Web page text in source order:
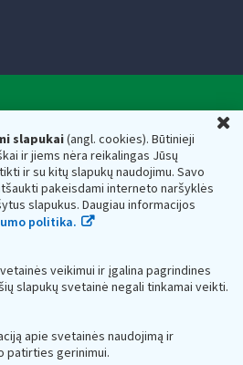
slapukai(angl. cookies). Būtinieji
ir jiems nėra reikalingas Jūsų
ir su kitų slapukų naudojimu. Savo
pakeisdami interneto naršyklės
slapukus. Daugiau informacijos
politika.
veikimui ir įgalina pagrindines
slapukų svetainė negali tinkamai veikti.
apie svetainės naudojimą ir
patirties gerinimui.
ministerijos
kodas — 188659752,
01107 Vilnius, Lietuva, el.paštas:
adresas 188659752
inspekciją prie Lietuvos
kaupiami ir saugomi Juridinių